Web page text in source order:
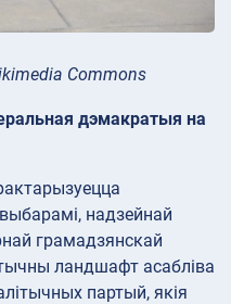
Commons
дэмакратыя на
надзейнай
грамадзянскай
ландшафт асабліва
партый, якія